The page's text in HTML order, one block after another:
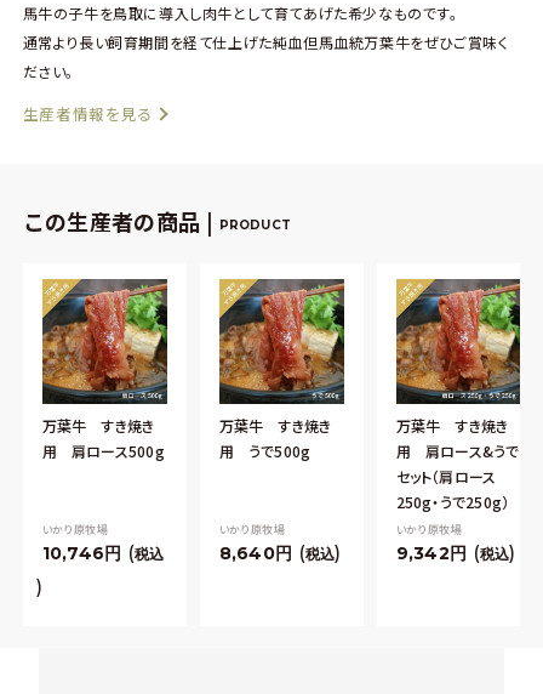
馬牛の子牛を鳥取に導入し肉牛として育てあげた希少なものです。
通常より長い飼育期間を経て仕上げた純血但馬血統万葉牛をぜひご賞味く
ださい。
生産者情報を見る
この生産者の商品 | PRODUCT
万葉牛 すき焼き
用 肩ロース500g
いかり原牧場
10,746 税込
万葉牛 すき焼き
用 うで500g
いかり原牧場
8,640 税込
万葉牛 すき焼き
用 肩ロース&うで
セット（肩ロース
250g・うで250g）
いかり原牧場
9,342 税込